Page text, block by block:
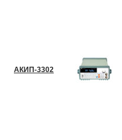
АКИП-3302